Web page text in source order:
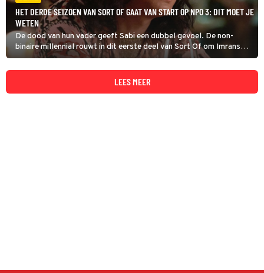
HET DERDE SEIZOEN VAN SORT OF GAAT VAN START OP NPO 3: DIT MOET JE
WETEN
De dood van hun vader geeft Sabi een dubbel gevoel. De non-
binaire millennial rouwt in dit eerste deel van Sort Of om Imrans
dood, maar heeft ook een gevoel van vrijheid nu zijn kritiek is
verstomd. Sabi neemt een dapper besluit.
LEES MEER